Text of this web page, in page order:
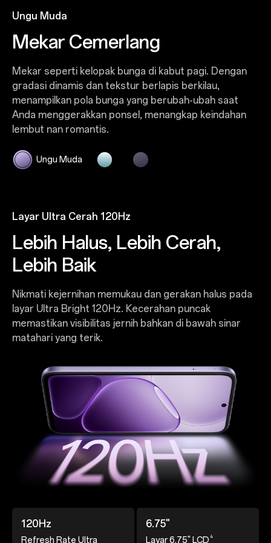
Ungu Muda
Mekar Cemerlang
Mekar seperti kelopak bunga di kabut pagi. Dengan
gradasi dinamis dan tekstur berlapis berkilau,
menampilkan pola bunga yang berubah-ubah saat
Anda menggerakkan ponsel, menangkap keindahan
lembut nan romantis.
Biru Muda
Lapisan Biru yang Cerah
Warna biru yang terinspirasi gletser berkilauan
dengan kilau kristal es. Lapisan matte dan tekstur UV-
nya menyebarkan cahaya bak prisma beku,
menciptakan efek tembus cahaya yang terasa ringan
dan elegan.
Ungu Tua
Malam yang Indah
Ungu tua berpadu dengan nuansa titanium,
menggemakan kedalaman malam yang tenang.
Tekstur kaca matte-nya menciptakan sentuhan halus
di tangan.
Biru Muda
Layar Ultra Cerah 120Hz
Lebih Halus, Lebih Cerah,
Lebih Baik
Nikmati kejernihan memukau dan gerakan halus pada
layar Ultra Bright 120Hz. Kecerahan puncak
memastikan visibilitas jernih bahkan di bawah sinar
matahari yang terik.
120Hz
Refresh Rate Ultra
6.75"
Layar 6.75" LCD 4